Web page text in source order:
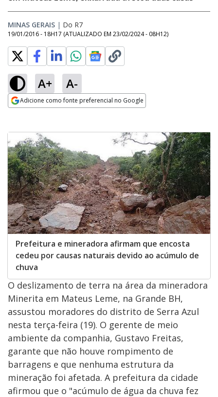
MINAS GERAIS | Do R7
19/01/2016 - 18H17 (ATUALIZADO EM 23/02/2024 - 08H12)
A+ A-
Adicione como fonte preferencial no Google
Prefeitura e mineradora afirmam que encosta
cedeu por causas naturais devido ao acúmulo de
chuva
O deslizamento de terra na área da mineradora
Minerita em Mateus Leme, na Grande BH,
assustou moradores do distrito de Serra Azul
nesta terça-feira (19). O gerente de meio
ambiente da companhia, Gustavo Freitas,
garante que não houve rompimento de
barragens e que nenhuma estrutura da
mineração foi afetada. A prefeitura da cidade
afirmou que o "acúmulo de água da chuva fez